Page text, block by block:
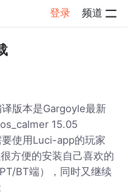
登录 频道
情
版本是Gargoyle最新
15.05
使用Luci-app的玩家
方便的安装自己喜欢的
BT端），同时又继续